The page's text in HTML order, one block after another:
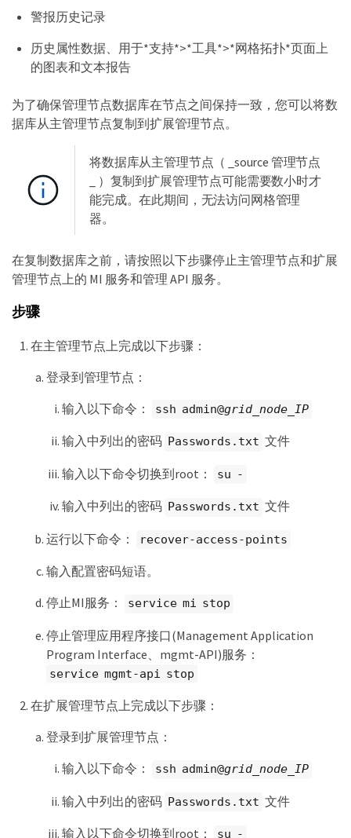
警报历史记录
历史属性数据、用于*支持*>*工具*>*网格拓扑*页面上
的图表和文本报告
为了确保管理节点数据库在节点之间保持一致，您可以将数
据库从主管理节点复制到扩展管理节点。
将数据库从主管理节点（ _source 管理节点
_ ）复制到扩展管理节点可能需要数小时才
能完成。在此期间，无法访问网格管理
器。
在复制数据库之前，请按照以下步骤停止主管理节点和扩展
管理节点上的 MI 服务和管理 API 服务。
步骤
在主管理节点上完成以下步骤：
登录到管理节点：
输入以下命令：
ssh admin@grid_node_IP
输入中列出的密码 Passwords.txt 文件
输入以下命令切换到root： su -
输入中列出的密码 Passwords.txt 文件
运行以下命令： recover-access-points
输入配置密码短语。
停止MI服务：
service mi stop
停止管理应用程序接口(Management Application
Program Interface、mgmt-API)服务：
service mgmt-api stop
在扩展管理节点上完成以下步骤：
登录到扩展管理节点：
输入以下命令：
ssh admin@grid_node_IP
输入中列出的密码 Passwords.txt 文件
输入以下命令切换到root： su -